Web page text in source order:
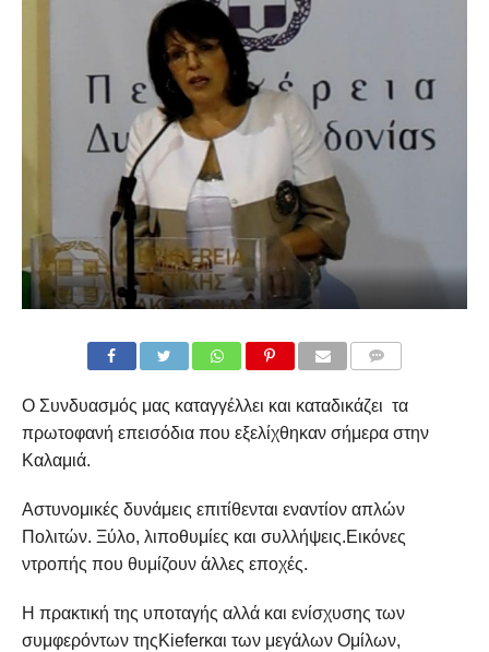
Ο Συνδυασμός μας καταγγέλλει και καταδικάζει τα
πρωτοφανή επεισόδια που εξελίχθηκαν σήμερα στην
Καλαμιά.
Αστυνομικές δυνάμεις επιτίθενται εναντίον απλών
Πολιτών. Ξύλο, λιποθυμίες και συλλήψεις.Εικόνες
ντροπής που θυμίζουν άλλες εποχές.
Η πρακτική της υποταγής αλλά και ενίσχυσης των
συμφερόντων τηςKieferκαι των μεγάλων Ομίλων,